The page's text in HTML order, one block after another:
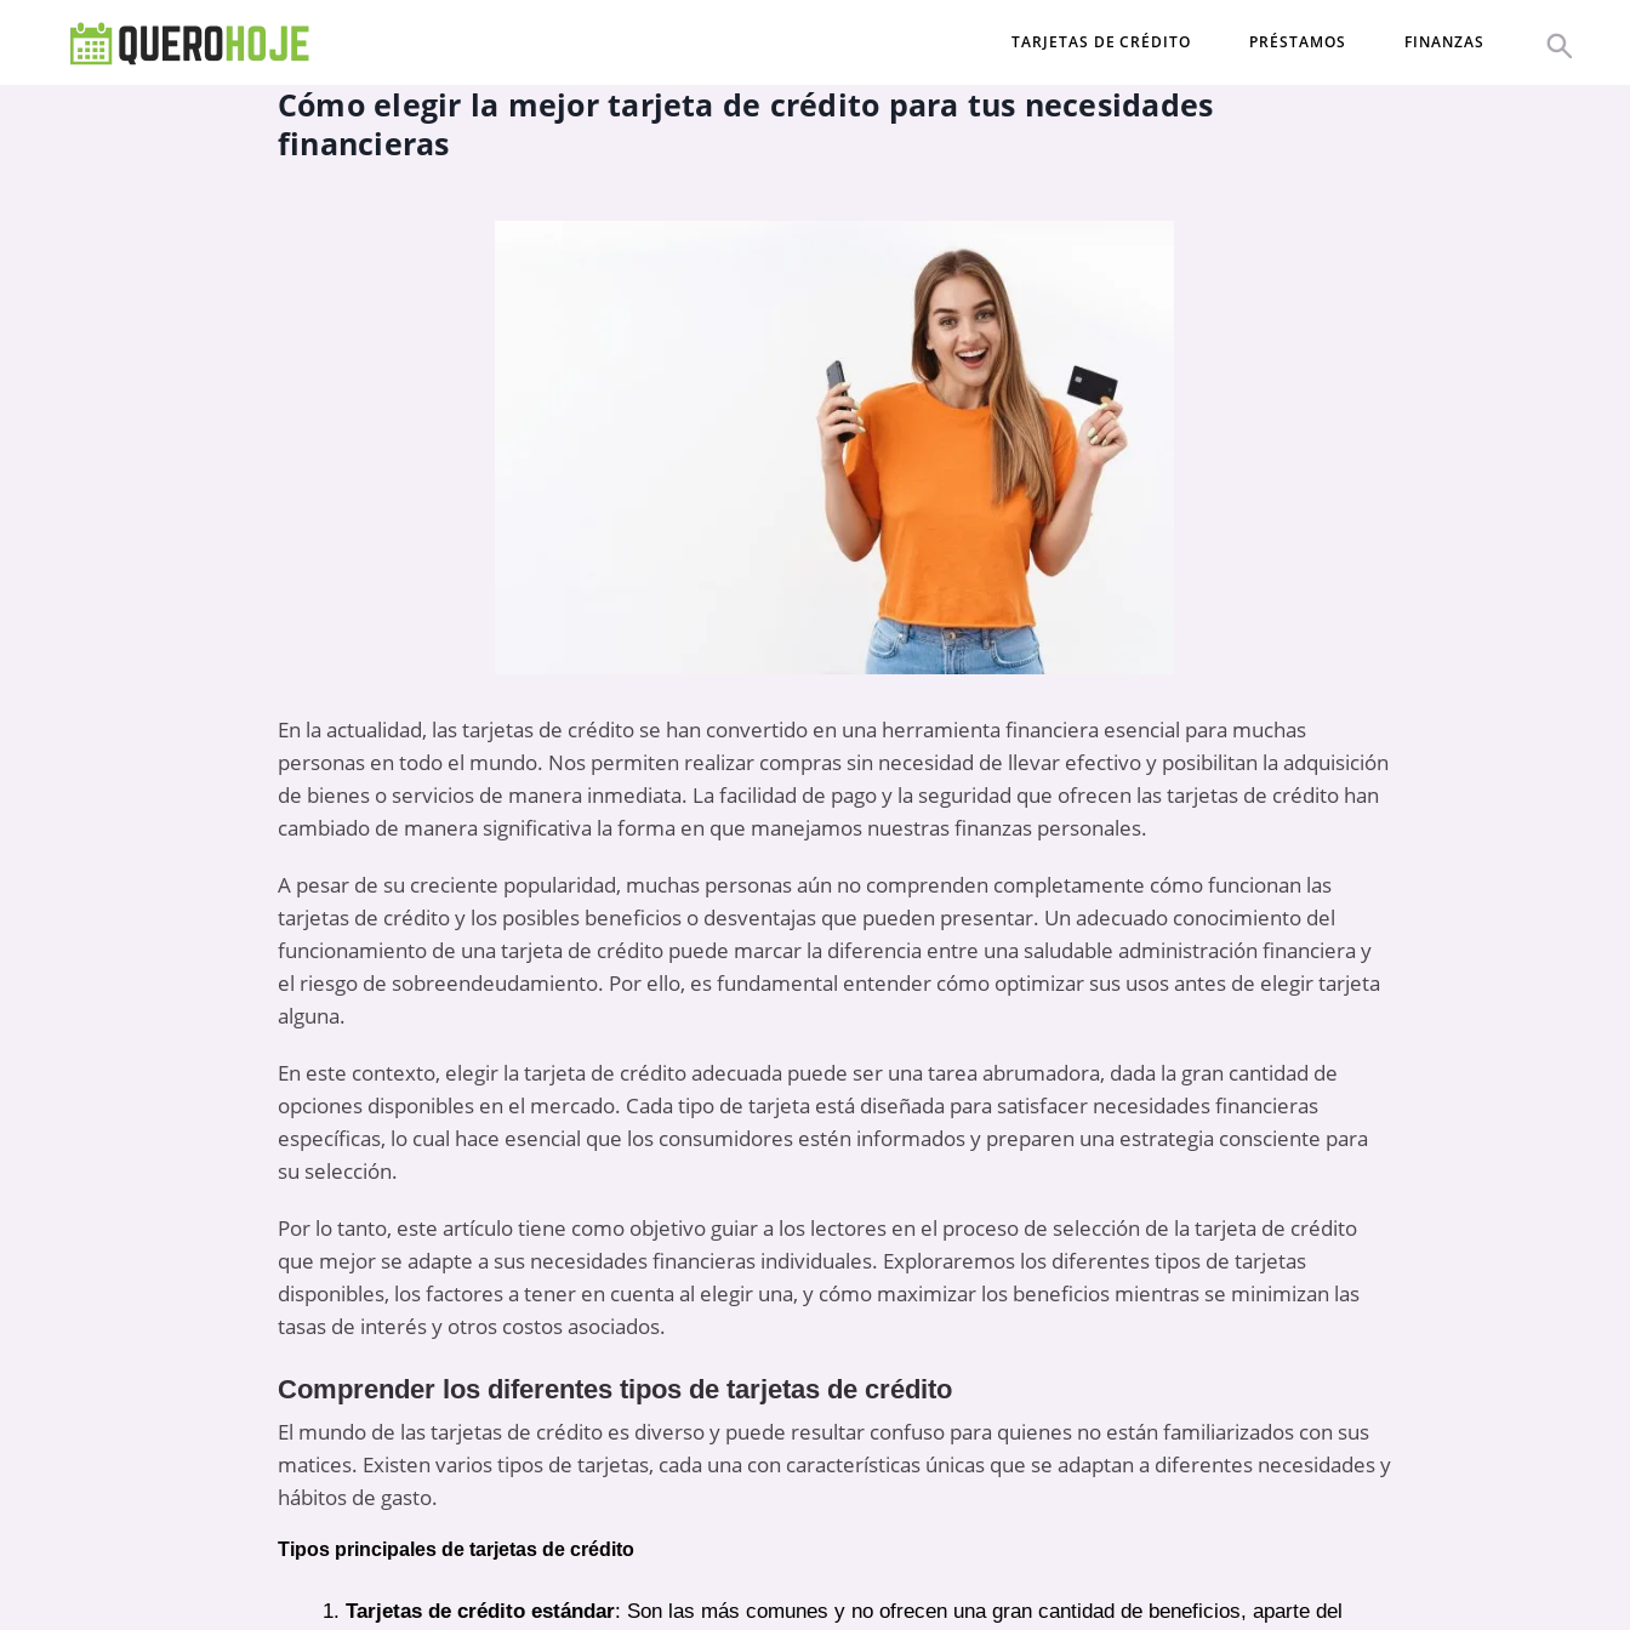
TARJETAS DE CRÉDITO PRÉSTAMOS FINANZAS
Cómo elegir la mejor tarjeta de crédito para tus necesidades
financieras
En la actualidad, las tarjetas de crédito se han convertido en una herramienta financiera esencial para muchas
personas en todo el mundo. Nos permiten realizar compras sin necesidad de llevar efectivo y posibilitan la adquisición
de bienes o servicios de manera inmediata. La facilidad de pago y la seguridad que ofrecen las tarjetas de crédito han
cambiado de manera significativa la forma en que manejamos nuestras finanzas personales.
A pesar de su creciente popularidad, muchas personas aún no comprenden completamente cómo funcionan las
tarjetas de crédito y los posibles beneficios o desventajas que pueden presentar. Un adecuado conocimiento del
funcionamiento de una tarjeta de crédito puede marcar la diferencia entre una saludable administración financiera y
el riesgo de sobreendeudamiento. Por ello, es fundamental entender cómo optimizar sus usos antes de elegir tarjeta
alguna.
En este contexto, elegir la tarjeta de crédito adecuada puede ser una tarea abrumadora, dada la gran cantidad de
opciones disponibles en el mercado. Cada tipo de tarjeta está diseñada para satisfacer necesidades financieras
específicas, lo cual hace esencial que los consumidores estén informados y preparen una estrategia consciente para
su selección.
Por lo tanto, este artículo tiene como objetivo guiar a los lectores en el proceso de selección de la tarjeta de crédito
que mejor se adapte a sus necesidades financieras individuales. Exploraremos los diferentes tipos de tarjetas
disponibles, los factores a tener en cuenta al elegir una, y cómo maximizar los beneficios mientras se minimizan las
tasas de interés y otros costos asociados.
Comprender los diferentes tipos de tarjetas de crédito
El mundo de las tarjetas de crédito es diverso y puede resultar confuso para quienes no están familiarizados con sus
matices. Existen varios tipos de tarjetas, cada una con características únicas que se adaptan a diferentes necesidades y
hábitos de gasto.
Tipos principales de tarjetas de crédito
Tarjetas de crédito estándar: Son las más comunes y no ofrecen una gran cantidad de beneficios, aparte del